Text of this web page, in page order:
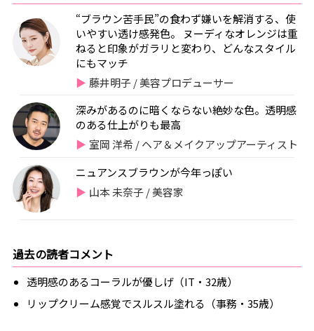
“ブラウン苦手民”の食わず嫌いを解消する、使
いやすい透け感発色。 ヌーディなオレンジは重
ねると印象がガラリと変わり、どんなスタイル
にもマッチ
藤井明子 / 美容プロデューサー
深みがあるのに暗くならない絶妙な色。透明感
のある仕上がりも最高
室岡 洋希 / ヘア＆メイクアップアーティスト
ニュアンスブラウンが今年っぽい
山本 未奈子 / 美容家
過去の読者コメント
透明感のあるコーラルが優しげ（IT・32歳）
リップクリーム感覚でスルスル塗れる（事務・35歳）